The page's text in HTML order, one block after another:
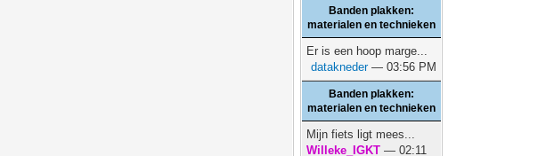
Banden plakken:
materialen en technieken
Er is een hoop marge...
datakneder— 03:56 PM
Banden plakken:
materialen en technieken
Mijn fiets ligt mees...
Willeke_IGKT — 02:11